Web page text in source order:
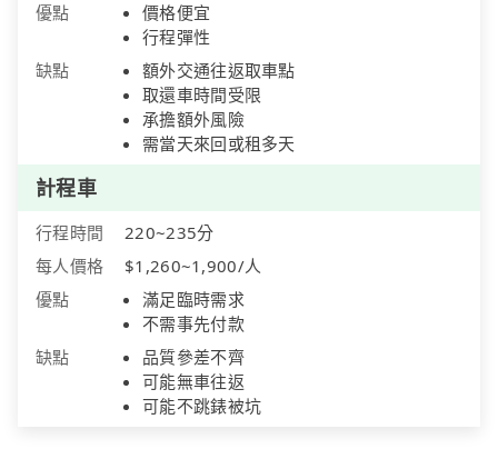
優點
價格便宜
行程彈性
缺點
額外交通往返取車點
取還車時間受限
承擔額外風險
需當天來回或租多天
計程車
行程時間
220~235分
每人價格
$1,260~1,900/人
優點
滿足臨時需求
不需事先付款
缺點
品質參差不齊
可能無車往返
可能不跳錶被坑